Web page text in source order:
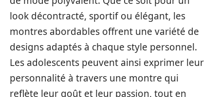
look décontracté, sportif ou élégant, les
montres abordables offrent une variété de
designs adaptés à chaque style personnel.
Les adolescents peuvent ainsi exprimer leur
personnalité à travers une montre qui
reflète leur goût et leur passion, tout en